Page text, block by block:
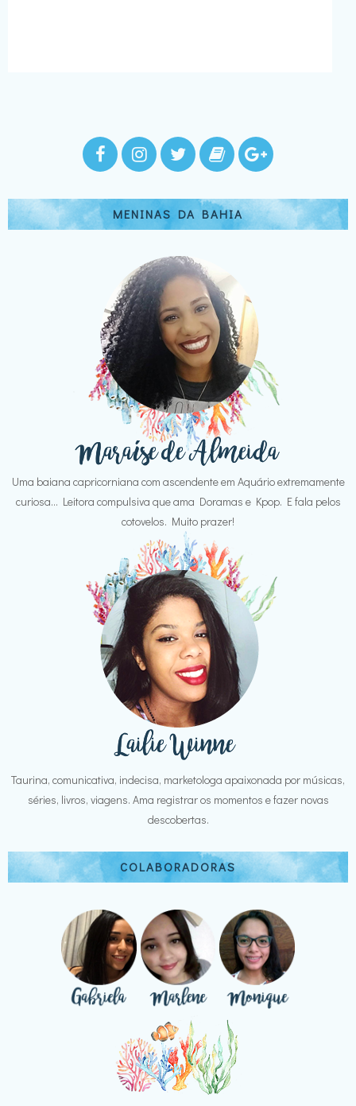
MENINAS DA BAHIA
Uma baiana capricorniana com ascendente em Aquário extremamente
curiosa... Leitora compulsiva que ama Doramas e Kpop. E fala pelos
cotovelos. Muito prazer!
Taurina, comunicativa, indecisa, marketologa apaixonada por músicas,
séries, livros, viagens. Ama registrar os momentos e fazer novas
descobertas.
COLABORADORAS